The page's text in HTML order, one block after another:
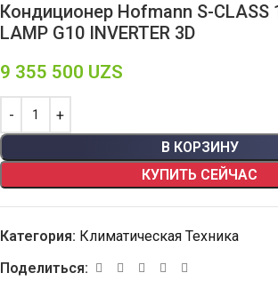
Кондиционер Hofmann S-CLASS
LAMP G10 INVERTER 3D
9 355 500 UZS
В КОРЗИНУ
КУПИТЬ СЕЙЧАС
Категория: Климатическая Техника
Поделиться: